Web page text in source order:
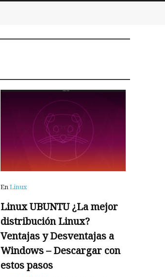
EnLinux
Linux UBUNTU ¿La mejor
distribución Linux?
Ventajas y Desventajas a
Windows – Descargar con
estos pasos